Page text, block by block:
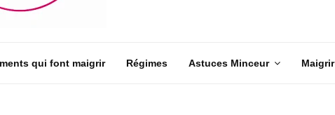
qui font maigrir Régimes Astuces Minceur Maigrir